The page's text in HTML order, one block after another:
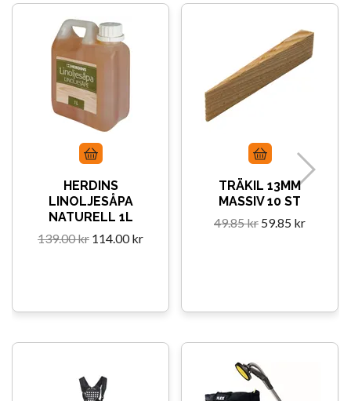
HERDINS
LINOLJESÅPA
NATURELL 1L
139.00 kr 114.00 kr
TRÄKIL 13MM
MASSIV 10 ST
49.85 kr 59.85 kr